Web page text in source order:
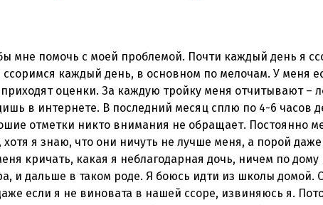
мне помочь с моей проблемой. Почти каждый день я
каждый день, в основном по мелочам. У меня
оценки. За каждую тройку меня отчитывают –
в интернете. В последний месяц сплю по 4-6 часов
отметки никто внимания не обращает. Постоянно
я знаю, что они ничуть не лучше меня, а порой даже
кричать, какая я неблагодарная дочь, ничем по
и дальше в таком роде. Я боюсь идти из школы домой.
если я не виновата в нашей ссоре, извиняюсь я.